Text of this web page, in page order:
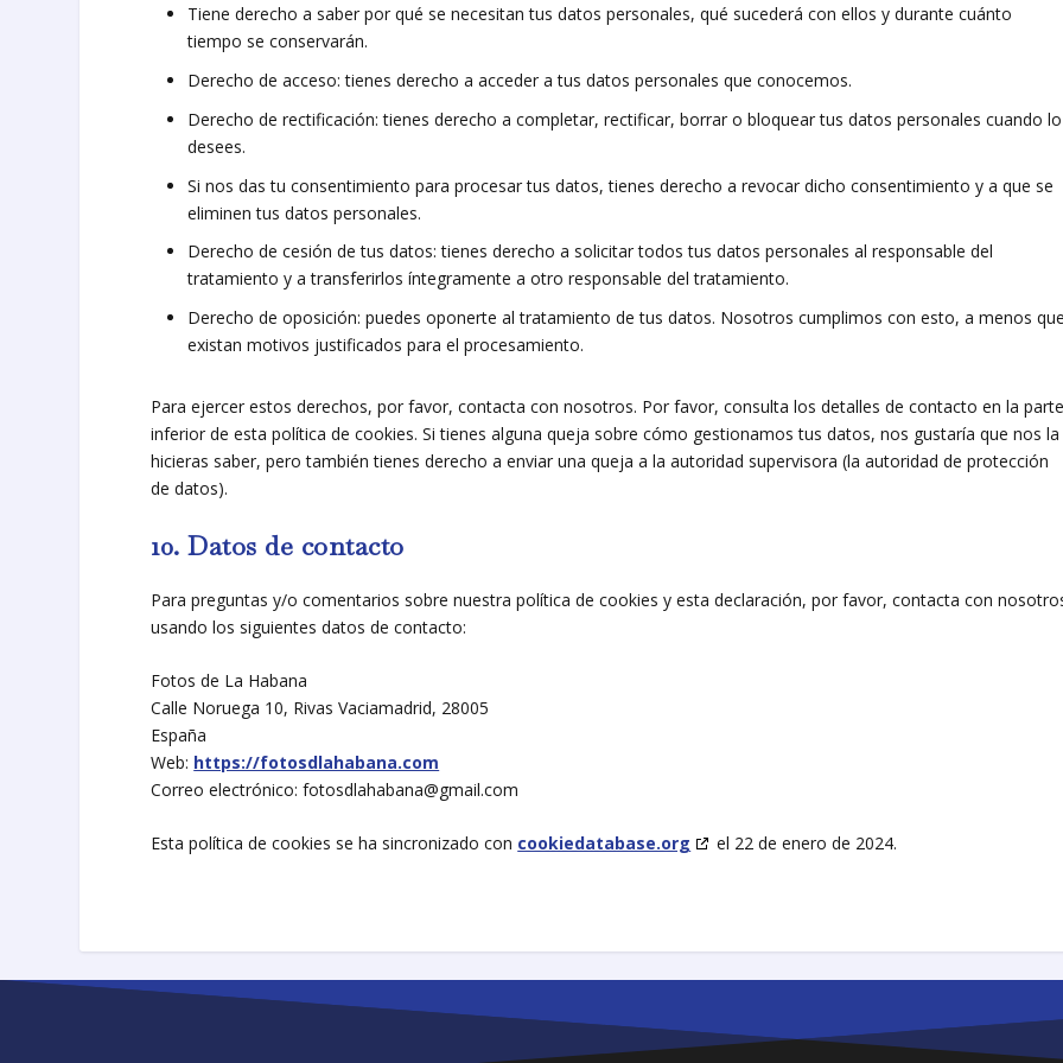
Tiene derecho a saber por qué se necesitan tus datos personales, qué sucederá con ellos y durante cuánto
tiempo se conservarán.
Derecho de acceso: tienes derecho a acceder a tus datos personales que conocemos.
Derecho de rectificación: tienes derecho a completar, rectificar, borrar o bloquear tus datos personales cuando lo
desees.
Si nos das tu consentimiento para procesar tus datos, tienes derecho a revocar dicho consentimiento y a que se
eliminen tus datos personales.
Derecho de cesión de tus datos: tienes derecho a solicitar todos tus datos personales al responsable del
tratamiento y a transferirlos íntegramente a otro responsable del tratamiento.
Derecho de oposición: puedes oponerte al tratamiento de tus datos. Nosotros cumplimos con esto, a menos
existan motivos justificados para el procesamiento.
Para ejercer estos derechos, por favor, contacta con nosotros. Por favor, consulta los detalles de contacto en la
inferior de esta política de cookies. Si tienes alguna queja sobre cómo gestionamos tus datos, nos gustaría que nos la
hicieras saber, pero también tienes derecho a enviar una queja a la autoridad supervisora (la autoridad de protección
de datos).
10. Datos de contacto
Para preguntas y/o comentarios sobre nuestra política de cookies y esta declaración, por favor, contacta con
usando los siguientes datos de contacto:
Fotos de La Habana
Calle Noruega 10, Rivas Vaciamadrid, 28005
España
Web: https://fotosdlahabana.com
Correo electrónico:fotosdlahabana@gmail.com
Esta política de cookies se ha sincronizado con cookiedatabase.org el 22 de enero de 2024.